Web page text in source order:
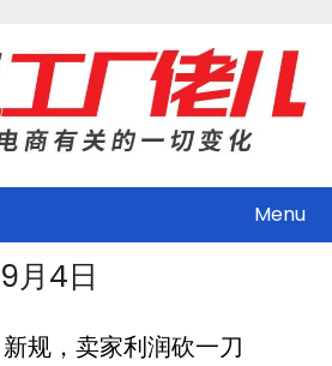
Menu
月4日
规，卖家利润砍一刀